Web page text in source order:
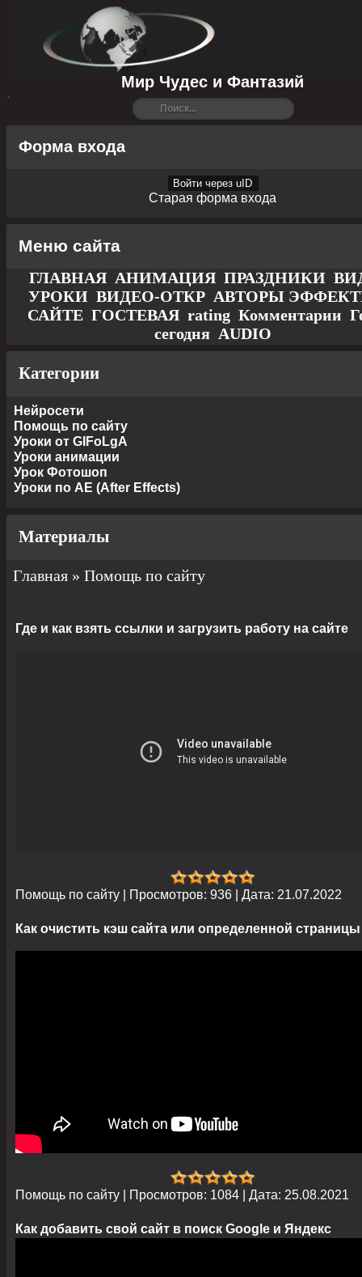
Мир Чудес и Фантазий
Форма входа
Войти через uID
Старая форма входа
Меню сайта
ГЛАВНАЯ АНИМАЦИЯ ПРАЗДНИКИ
УРОКИ ВИДЕО-ОТКР АВТОРЫ
САЙТЕ ГОСТЕВАЯ rating Комментарии
сегодня AUDIO
Категории
Нейросети
Помощь по сайту
Уроки от GIFoLgA
Уроки анимации
Урок Фотошоп
Уроки по AE (After Effects)
Материалы
Главная » Помощь по сайту
Где и как взять ссылки и загрузить работу на сайте
Помощь по сайту Просмотров: 936 Дата: 21.07.2022
Как очистить кэш сайта или определенной страницы
Помощь по сайту Просмотров: 1084 Дата: 25.08.2021
Как добавить свой сайт в поиск Google и Яндекс